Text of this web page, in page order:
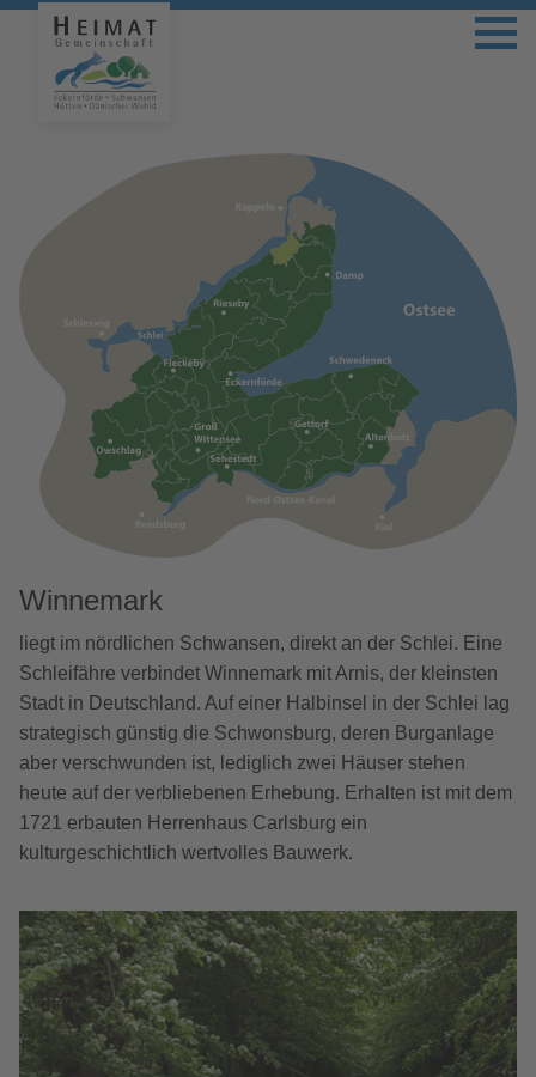
Winnemark
liegt im nördlichen Schwansen, direkt an der Schlei. Eine
Schleifähre verbindet Winnemark mit Arnis, der kleinsten
Stadt in Deutschland. Auf einer Halbinsel in der Schlei lag
strategisch günstig die Schwonsburg, deren Burganlage
aber verschwunden ist, lediglich zwei Häuser stehen
heute auf der verbliebenen Erhebung. Erhalten ist mit dem
1721 erbauten Herrenhaus Carlsburg ein
kulturgeschichtlich wertvolles Bauwerk.